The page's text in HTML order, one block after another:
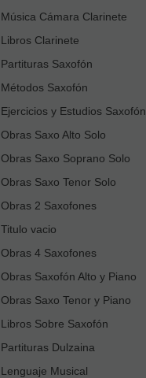
Música Cámara Clarinete
Libros Clarinete
Partituras Saxofón
Métodos Saxofón
Ejercicios y Estudios Saxofón
Obras Saxo Alto Solo
Obras Saxo Soprano Solo
Obras Saxo Tenor Solo
Obras 2 Saxofones
Titulo vacio
Obras 4 Saxofones
Obras Saxofón Alto y Piano
Obras Saxo Tenor y Piano
Libros Sobre Saxofón
Partituras Dulzaina
Lenguaje Musical